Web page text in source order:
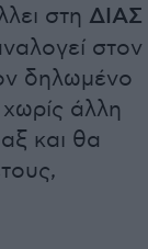
στη ΔΙΑΣ
στον
δηλωμένο
άλλη
και θα